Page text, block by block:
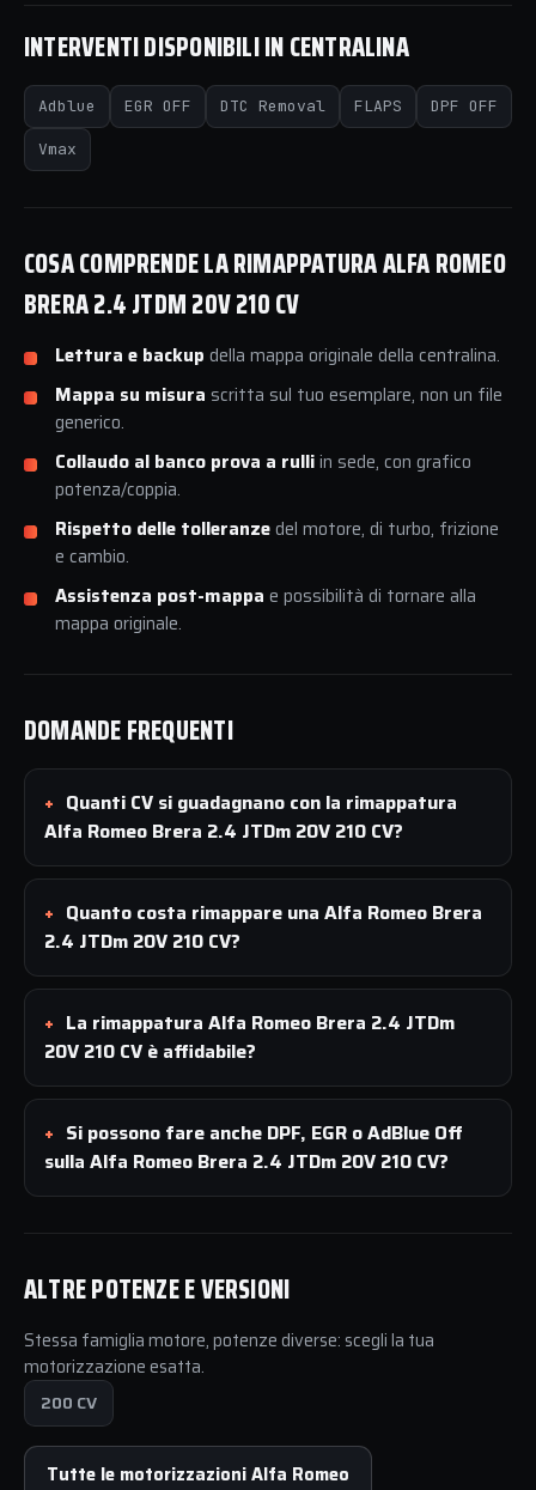
INTERVENTI DISPONIBILI IN CENTRALINA
Adblue EGR OFF DTC Removal FLAPS DPF OFF
Vmax
COSA COMPRENDE LA RIMAPPATURA ALFA ROMEO
BRERA 2.4 JTDM 20V 210 CV
Lettura e backup della mappa originale della centralina.
Mappa su misura scritta sul tuo esemplare, non un file
generico.
Collaudo al banco prova a rulliin sede, con grafico
potenza/coppia.
Rispetto delle tolleranzedel motore, di turbo, frizione
e cambio.
Assistenza post-mappa e possibilità di tornare alla
mappa originale.
DOMANDE FREQUENTI
Quanti CV si guadagnano con la rimappatura
Alfa Romeo Brera 2.4 JTDm 20V 210 CV?
Quanto costa rimappare una Alfa Romeo Brera
2.4 JTDm 20V 210 CV?
La rimappatura Alfa Romeo Brera 2.4 JTDm
20V 210 CV è affidabile?
Si possono fare anche DPF, EGR o AdBlue Off
sulla Alfa Romeo Brera 2.4 JTDm 20V 210 CV?
ALTRE POTENZE E VERSIONI
Stessa famiglia motore, potenze diverse: scegli la tua
motorizzazione esatta.
200 CV
Tutte le motorizzazioni Alfa Romeo